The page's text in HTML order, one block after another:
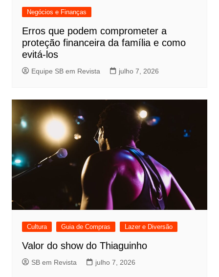
Negócios e Finanças
Erros que podem comprometer a
proteção financeira da família e como
evitá-los
Equipe SB em Revista julho 7, 2026
Cultura Guia de Compras Lazer e Diversão
Valor do show do Thiaguinho
SB em Revista julho 7, 2026